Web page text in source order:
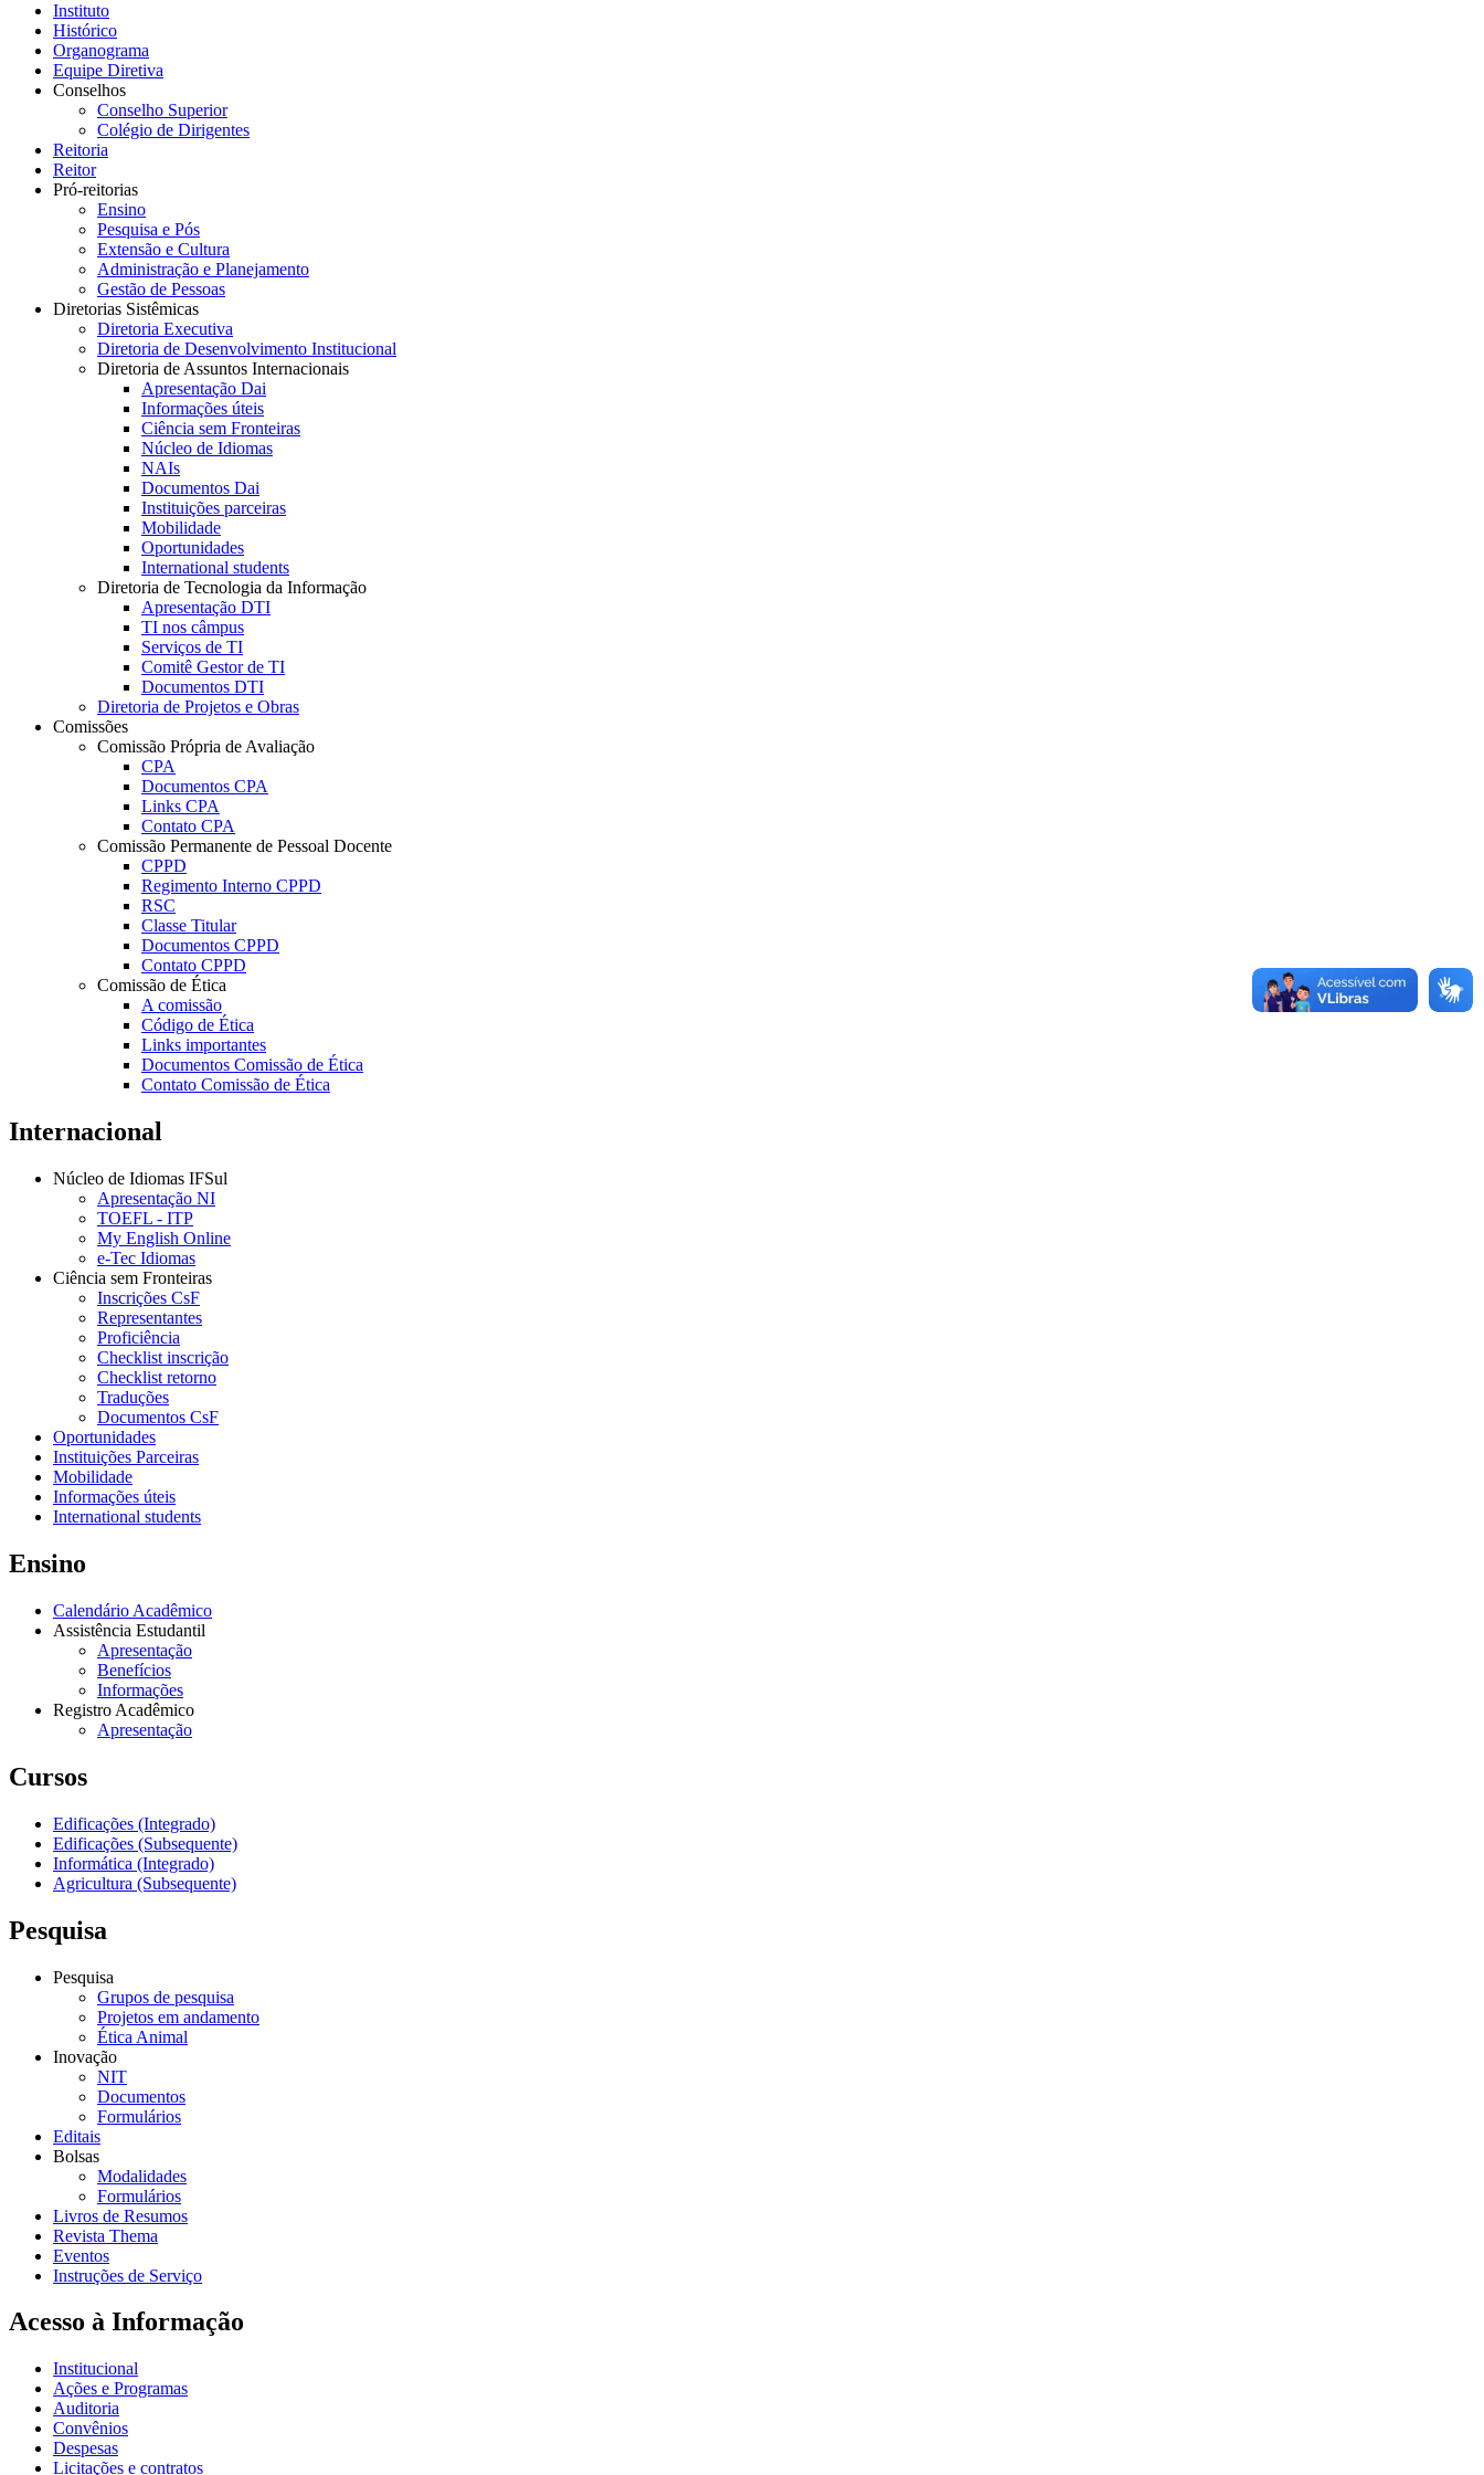
Instituto
Histórico
Organograma
Equipe Diretiva
Conselhos
Conselho Superior
Colégio de Dirigentes
Reitoria
Reitor
Pró-reitorias
Ensino
Pesquisa e Pós
Extensão e Cultura
Administração e Planejamento
Gestão de Pessoas
Diretorias Sistêmicas
Diretoria Executiva
Diretoria de Desenvolvimento Institucional
Diretoria de Assuntos Internacionais
Apresentação Dai
Informações úteis
Ciência sem Fronteiras
Núcleo de Idiomas
NAIs
Documentos Dai
Instituições parceiras
Mobilidade
Oportunidades
International students
Diretoria de Tecnologia da Informação
Apresentação DTI
TI nos câmpus
Serviços de TI
Comitê Gestor de TI
Documentos DTI
Diretoria de Projetos e Obras
Comissões
Comissão Própria de Avaliação
CPA
Documentos CPA
Links CPA
Contato CPA
Comissão Permanente de Pessoal Docente
CPPD
Regimento Interno CPPD
RSC
Classe Titular
Documentos CPPD
Contato CPPD
Comissão de Ética
A comissão
Código de Ética
Links importantes
Documentos Comissão de Ética
Contato Comissão de Ética
Internacional
Núcleo de Idiomas IFSul
Apresentação NI
TOEFL - ITP
My English Online
e-Tec Idiomas
Ciência sem Fronteiras
Inscrições CsF
Representantes
Proficiência
Checklist inscrição
Checklist retorno
Traduções
Documentos CsF
Oportunidades
Instituições Parceiras
Mobilidade
Informações úteis
International students
Ensino
Calendário Acadêmico
Assistência Estudantil
Apresentação
Benefícios
Informações
Registro Acadêmico
Apresentação
Cursos
Edificações (Integrado)
Edificações (Subsequente)
Informática (Integrado)
Agricultura (Subsequente)
Pesquisa
Pesquisa
Grupos de pesquisa
Projetos em andamento
Ética Animal
Inovação
NIT
Documentos
Formulários
Editais
Bolsas
Modalidades
Formulários
Livros de Resumos
Revista Thema
Eventos
Instruções de Serviço
Acesso à Informação
Institucional
Ações e Programas
Auditoria
Convênios
Despesas
Licitações e contratos